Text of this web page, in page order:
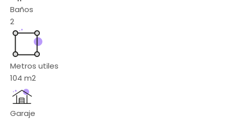
Baños
2
Metros utiles
104 m2
Garaje